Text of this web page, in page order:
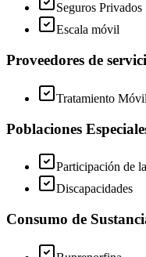
Seguros Privados
Escala móvil
Proveedores de
Tratamiento
Poblaciones
Participación de
Discapacidades
Consumo de